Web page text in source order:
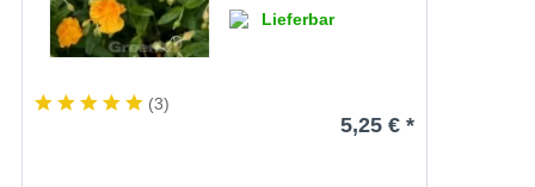
Lieferbar
(3)
5,25 € *